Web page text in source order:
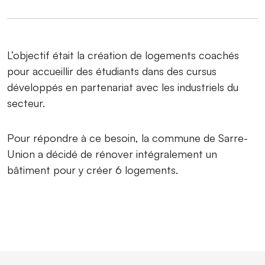
L’objectif était la création de logements coachés
pour accueillir des étudiants dans des cursus
développés en partenariat avec les industriels du
secteur.
Pour répondre à ce besoin, la commune de Sarre-
Union a décidé de rénover intégralement un
bâtiment pour y créer 6 logements.